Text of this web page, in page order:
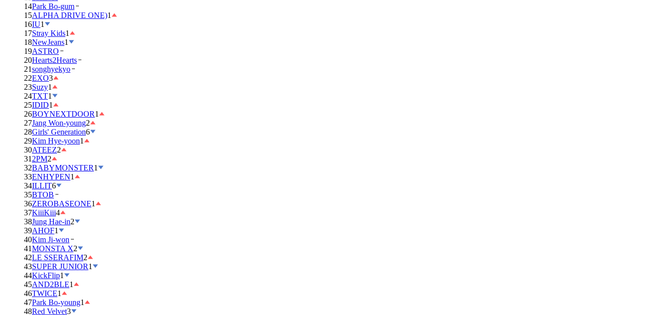
14Park Bo-gum
15ALPHA DRIVE ONE)1
16IU1
17Stray Kids1
18NewJeans1
19ASTRO
20Hearts2Hearts
21songhyekyo
22EXO3
23Suzy1
24TXT1
25IDID1
26BOYNEXTDOOR1
27Jang Won-young2
28Girls' Generation6
29Kim Hye-yoon1
30ATEEZ2
31 2PM2
32BABYMONSTER1
33ENHYPEN1
34ILLIT6
35BTOB
36ZEROBASEONE1
37KiiiKiii4
38Jung Hae-in2
39AHOF1
40Kim Ji-won
41MONSTA X2
42LE SSERAFIM2
43SUPER JUNIOR1
44KickFlip1
45AND2BLE1
46TWICE1
47Park Bo-young1
48Red Velvet3